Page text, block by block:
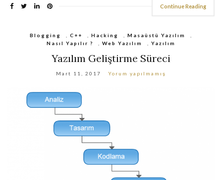
Continue Reading
Blogging C++ Hacking Masaüstü Yazılım
Nasıl Yapılır ?
Web Yazılım Yazılım
Yazılım Geliştirme Süreci
Mart 11, 2017 Yorum yapılmamış